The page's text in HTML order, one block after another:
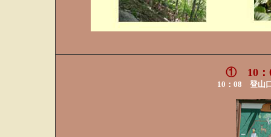
① 10：
10：08 登山